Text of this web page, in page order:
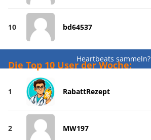
10 bd64537
Heartbeats sammeln?
Die Top 10 User der Woche:
1 RabattRezept
2 MW197